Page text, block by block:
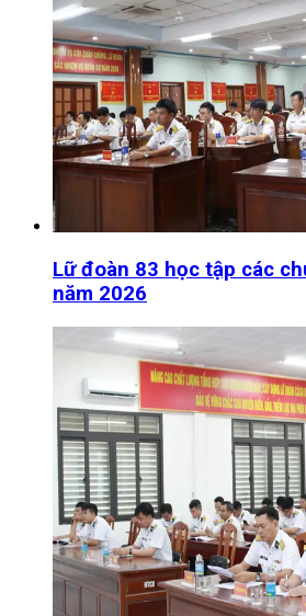
Lữ đoàn 83 học tập các
năm 2026